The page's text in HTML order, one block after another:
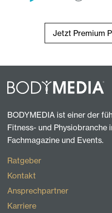
Jetzt Premium
BODYMEDIA ist einer der
Fitness- und Physiobranche
Fachmagazine und Events.
Ratgeber
Kontakt
Ansprechpartner
Karriere